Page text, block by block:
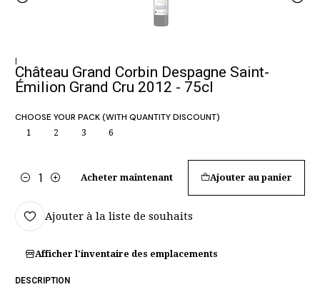
|
Château Grand Corbin Despagne Saint-
Émilion Grand Cru 2012 - 75cl
CHOOSE YOUR PACK (WITH QUANTITY DISCOUNT)
1 2 3 6
Quantité
Ajouter au panier
Acheter maintenant
Ajouter à la liste de souhaits
Afficher l'inventaire des emplacements
DESCRIPTION